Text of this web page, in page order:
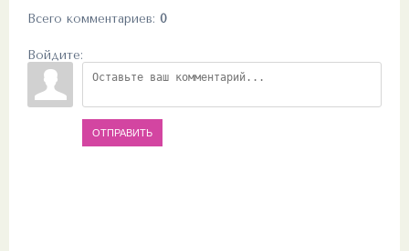
Всего комментариев: 0
Войдите:
ОТПРАВИТЬ